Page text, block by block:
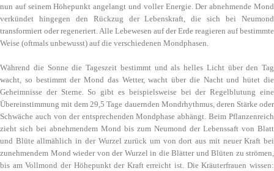
nun auf seinem Höhepunkt angelangt und voller Energie. Der abnehmende Mond
verkündet hingegen den Rückzug der Lebenskraft, die sich bei Neumond
transformiert oder regeneriert. Alle Lebewesen auf der Erde reagieren auf bestimmte
Weise (oftmals unbewusst) auf die verschiedenen Mondphasen.
Während die Sonne die Tageszeit bestimmt und als helles Licht über den Tag
wacht, so bestimmt der Mond das Wetter, wacht über die Nacht und hütet die
Geheimnisse der Sterne. So gibt es beispielsweise bei der Regelblutung eine
Übereinstimmung mit dem 29,5 Tage dauernden Mondrhythmus, deren Stärke oder
Schwäche auch von der entsprechenden Mondphase abhängt. Beim Pflanzenreich
zieht sich bei abnehmendem Mond bis zum Neumond der Lebenssaft von Blatt
und Blüte allmählich in der Wurzel zurück um von dort aus mit neuer Kraft bei
zunehmendem Mond wieder von der Wurzel in die Blätter und Blüten zu strömen,
bis am Vollmond der Höhepunkt der Kraft erreicht ist. Die Kräuterfrauen wissen: